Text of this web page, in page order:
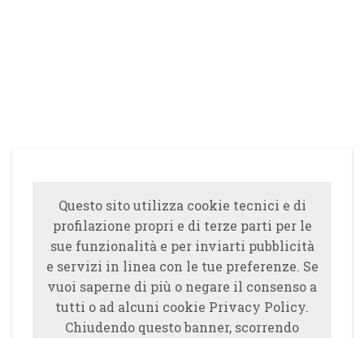
Questo sito utilizza cookie tecnici e di
profilazione propri e di terze parti per le
sue funzionalità e per inviarti pubblicità
e servizi in linea con le tue preferenze. Se
vuoi saperne di più o negare il consenso a
tutti o ad alcuni cookie Privacy Policy.
Chiudendo questo banner, scorrendo